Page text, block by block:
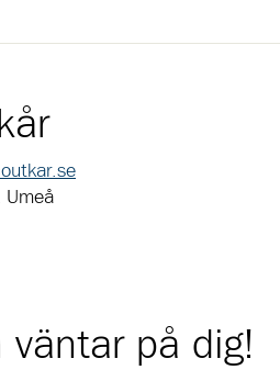
väntar på dig!